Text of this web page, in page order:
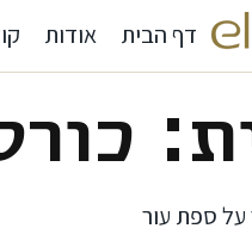
דף הבית אודות
על ספת עור